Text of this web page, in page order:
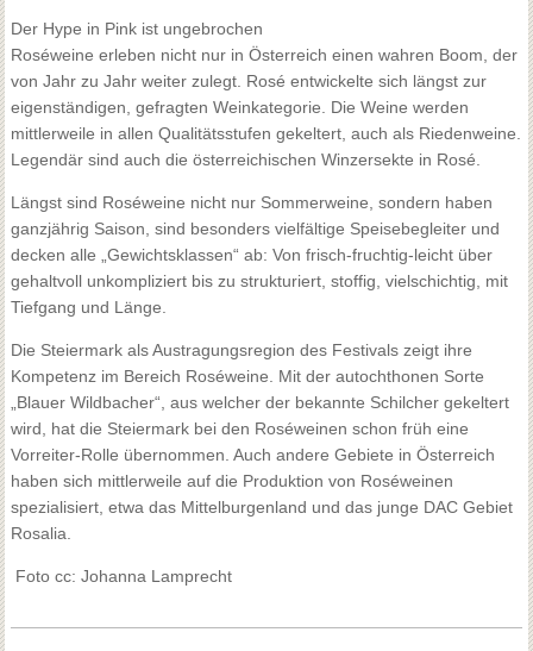
Der Hype in Pink ist ungebrochen
Roséweine erleben nicht nur in Österreich einen wahren Boom, der
von Jahr zu Jahr weiter zulegt. Rosé entwickelte sich längst zur
eigenständigen, gefragten Weinkategorie. Die Weine werden
mittlerweile in allen Qualitätsstufen gekeltert, auch als Riedenweine.
Legendär sind auch die österreichischen Winzersekte in Rosé.
Längst sind Roséweine nicht nur Sommerweine, sondern haben
ganzjährig Saison, sind besonders vielfältige Speisebegleiter und
decken alle „Gewichtsklassen“ ab: Von frisch-fruchtig-leicht über
gehaltvoll unkompliziert bis zu strukturiert, stoffig, vielschichtig, mit
Tiefgang und Länge.
Die Steiermark als Austragungsregion des Festivals zeigt ihre
Kompetenz im Bereich Roséweine. Mit der autochthonen Sorte
„Blauer Wildbacher“, aus welcher der bekannte Schilcher gekeltert
wird, hat die Steiermark bei den Roséweinen schon früh eine
Vorreiter-Rolle übernommen. Auch andere Gebiete in Österreich
haben sich mittlerweile auf die Produktion von Roséweinen
spezialisiert, etwa das Mittelburgenland und das junge DAC Gebiet
Rosalia.
Foto cc: Johanna Lamprecht